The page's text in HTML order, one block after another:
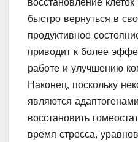
быстро вернуться в
продуктивное
приводит к более
работе и улучшению
Наконец, поскольку
являются
восстановить
время стресса,